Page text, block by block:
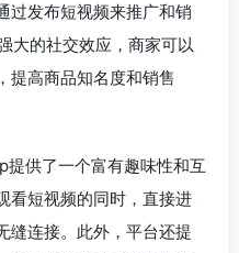
过发布短视频来推广和销
大的社交效应，商家可以
提高商品知名度和销售
供了一个富有趣味性和互
看短视频的同时，直接进
缝连接。此外，平台还提